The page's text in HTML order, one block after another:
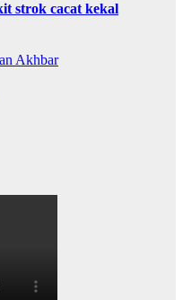
strok cacat kekal
Akhbar